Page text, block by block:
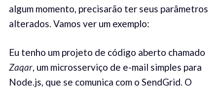
algum momento, precisarão ter seus parâmetros
alterados. Vamos ver um exemplo:
Eu tenho um projeto de código aberto chamado
Zaqar, um microsserviço de e-mail simples para
Node.js, que se comunica com o SendGrid. O